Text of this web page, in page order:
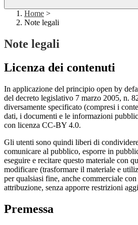
Home >
Note legali
Note legali
Licenza dei contenuti
In applicazione del principio open by
del decreto legislativo 7 marzo 2005, n.
diversamente specificato (compresi i
dati, i documenti e le informazioni
con licenza CC-BY 4.0.
Gli utenti sono quindi liberi di
comunicare al pubblico, esporre in
eseguire e recitare questo materiale con
modificare (trasformare il materiale e
per qualsiasi fine, anche commerciale
attribuzione, senza apporre restrizioni
Premessa